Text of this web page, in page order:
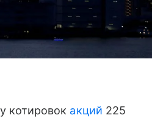
котировок акций 225